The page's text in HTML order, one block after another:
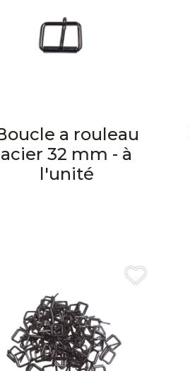
a rouleau
acier 32 mm - à
l'unité